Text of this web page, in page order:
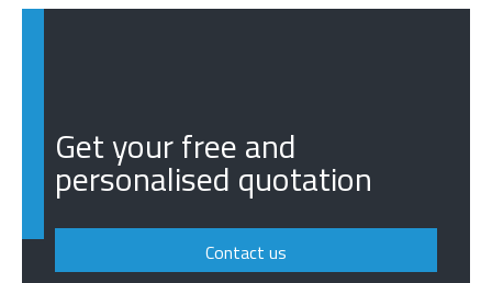
Get your free and
personalised quotation
Contact us